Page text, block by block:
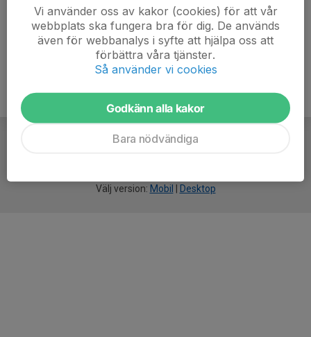
Välj version: Mobil Desktop
Vi använder oss av kakor (cookies) för att vår
webbplats ska fungera bra för dig. De används
även för webbanalys i syfte att hjälpa oss att
förbättra våra tjänster.
Så använder vi cookies
Godkänn alla kakor
Bara nödvändiga